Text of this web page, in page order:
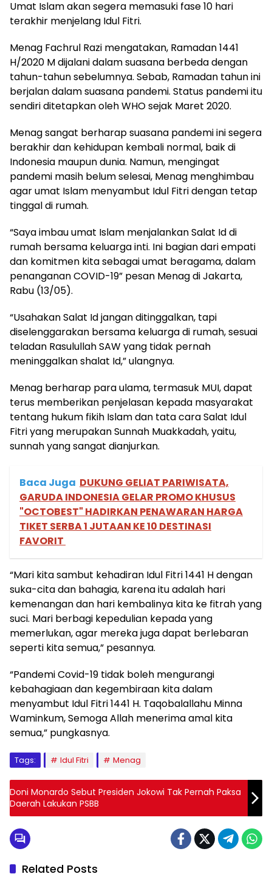
Umat Islam akan segera memasuki fase 10 hari
terakhir menjelang Idul Fitri.
Menag Fachrul Razi mengatakan, Ramadan 1441
H/2020 M dijalani dalam suasana berbeda dengan
tahun-tahun sebelumnya. Sebab, Ramadan tahun ini
berjalan dalam suasana pandemi. Status pandemi itu
sendiri ditetapkan oleh WHO sejak Maret 2020.
Menag sangat berharap suasana pandemi ini segera
berakhir dan kehidupan kembali normal, baik di
Indonesia maupun dunia. Namun, mengingat
pandemi masih belum selesai, Menag menghimbau
agar umat Islam menyambut Idul Fitri dengan tetap
tinggal di rumah.
“Saya imbau umat Islam menjalankan Salat Id di
rumah bersama keluarga inti. Ini bagian dari empati
dan komitmen kita sebagai umat beragama, dalam
penanganan COVID-19” pesan Menag di Jakarta,
Rabu (13/05).
“Usahakan Salat Id jangan ditinggalkan, tapi
diselenggarakan bersama keluarga di rumah, sesuai
teladan Rasulullah SAW yang tidak pernah
meninggalkan shalat Id,” ulangnya.
Menag berharap para ulama, termasuk MUI, dapat
terus memberikan penjelasan kepada masyarakat
tentang hukum fikih Islam dan tata cara Salat Idul
Fitri yang merupakan Sunnah Muakkadah, yaitu,
sunnah yang sangat dianjurkan.
Baca Juga DUKUNG GELIAT PARIWISATA,
GARUDA INDONESIA GELAR PROMO KHUSUS
"OCTOBEST" HADIRKAN PENAWARAN HARGA
TIKET SERBA 1 JUTAAN KE 10 DESTINASI
FAVORIT
“Mari kita sambut kehadiran Idul Fitri 1441 H dengan
suka-cita dan bahagia, karena itu adalah hari
kemenangan dan hari kembalinya kita ke fitrah yang
suci. Mari berbagi kepedulian kepada yang
memerlukan, agar mereka juga dapat berlebaran
seperti kita semua,” pesannya.
“Pandemi Covid-19 tidak boleh mengurangi
kebahagiaan dan kegembiraan kita dalam
menyambut Idul Fitri 1441 H. Taqobalallahu Minna
Waminkum, Semoga Allah menerima amal kita
semua,” pungkasnya.
Tags: Idul Fitri Menag
Doni Monardo Sebut Presiden Jokowi Tak Pernah Paksa
Daerah Lakukan PSBB
Related Posts